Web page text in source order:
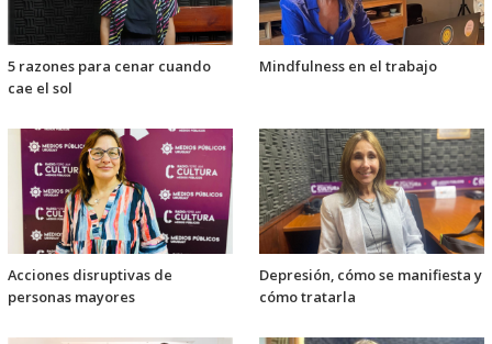
5 razones para cenar cuando
cae el sol
Mindfulness en el trabajo
Acciones disruptivas de
personas mayores
Depresión, cómo se manifiesta y
cómo tratarla